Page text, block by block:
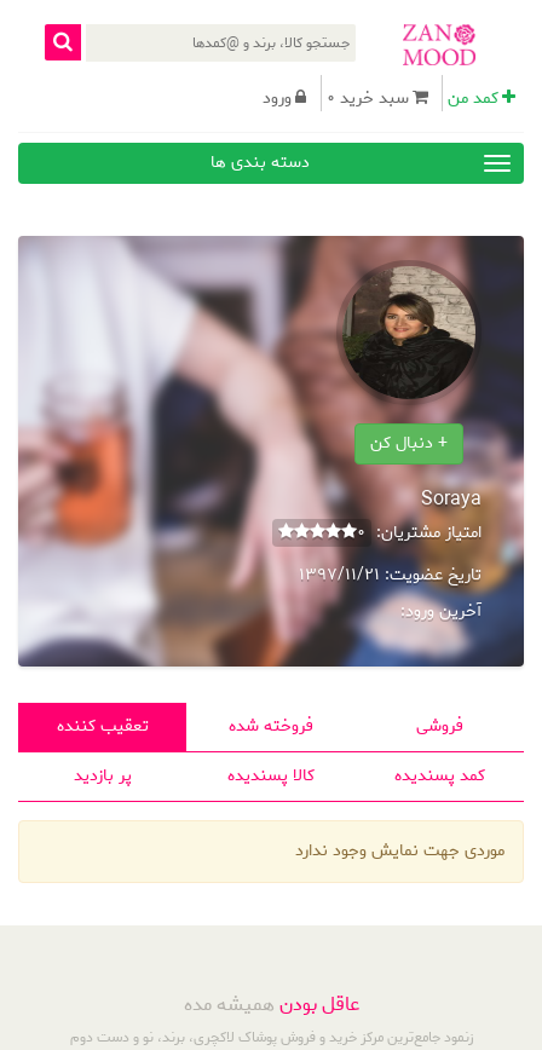
کمد من سبد خرید 0 ورود
دسته بندی ها
+ دنبال کن
Soraya
امتیاز مشتریان: 0
تاریخ عضویت: 1397/11/21
آخرین ورود:
فروشی فروخته شده
تعقیب کننده
کمد پسندیده
کالا پسندیده پر بازدید
موردی جهت نمایش وجود ندارد
عاقل بودنهمیشه مده
زنمود جامع‌ترین مرکز خرید و فروش پوشاک لاکچری، برند، نو و دست دوم